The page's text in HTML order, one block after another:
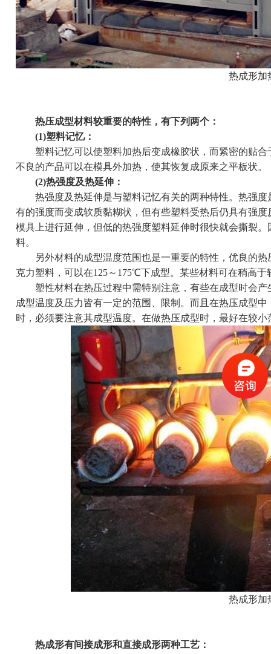
热成形加
热压成型材料较重要的特性，有下列两个：
(1)塑料记忆：
塑料记忆可以使塑料加热后变成橡胶状，而紧密的贴合
不良的产品可以在模具外加热，使其恢复成原来之平板状。
(2)热强度及热延伸：
热强度及热延伸是与塑料记忆有关的两种特性。热强度
有的强度而变成软质黏糊状，但有些塑料受热后仍具有强
模具上进行延伸，但低的热强度塑料延伸时很快就会撕裂
料。
另外材料的成型温度范围也是一重要的特性，优良的热
克力塑料，可以在125～175℃下成型。某些材料可在稍高于
塑性材料在热压过程中需特别注意，有些在成型时会产
成型温度及压力皆有一定的范围、限制。而且在热压成型
时，必须要注意其成型温度。在做热压成型时，最好在较
热成形加
热成形有间接成形和直接成形两种工艺：